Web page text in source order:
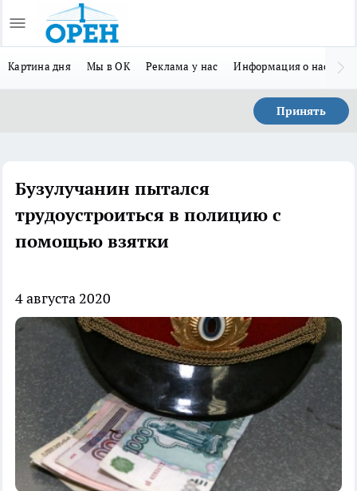
Картина дня Мы в ОК Реклама у нас Информация о нас
Принять
Бузулучанин пытался
трудоустроиться в полицию с
помощью взятки
4 августа 2020